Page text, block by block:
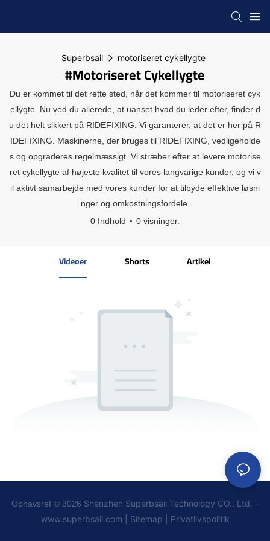
Superbsail motoriseret cykellygte
#motoriseret Cykellygte
Du er kommet til det rette sted, når det kommer til motoriseret cyk
ellygte. Nu ved du allerede, at uanset hvad du leder efter, finder d
u det helt sikkert på RIDEFIXING. Vi garanterer, at det er her på R
IDEFIXING. Maskinerne, der bruges til RIDEFIXING, vedligeholde
s og opgraderes regelmæssigt. Vi stræber efter at levere motorise
ret cykellygte af højeste kvalitet til vores langvarige kunder, og vi v
il aktivt samarbejde med vores kunder for at tilbyde effektive løsni
nger og omkostningsfordele.
0 Indhold
0 visninger.
Videoer Shorts Artikel
Ophavsret © 2026 Shenzhen Superbsail Technology CO., Ltd. -
www.superbsail.com
Sitemap Privatlivspolitik